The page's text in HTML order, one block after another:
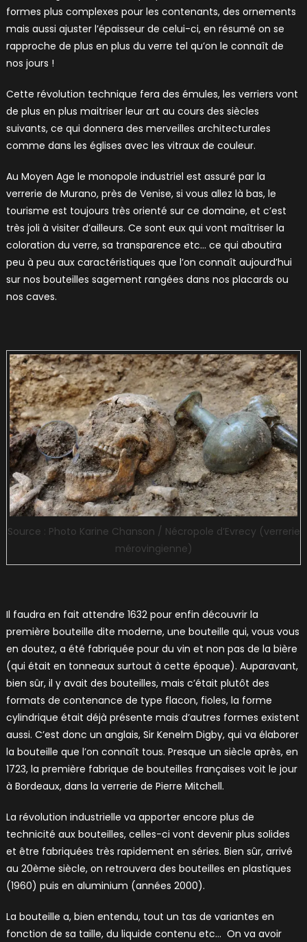
formes plus complexes pour les contenants, des ornements
mais aussi ajuster l’épaisseur de celui-ci, en résumé on se
rapproche de plus en plus du verre tel qu’on le connaît de
nos jours !
Cette révolution technique fera des émules, les verriers vont
de plus en plus maitriser leur art au cours des siècles
suivants, ce qui donnera des merveilles architecturales
comme dans les églises avec les vitraux de couleur.
Au Moyen Age le monopole industriel est assuré par la
verrerie de Murano, près de Venise, si vous allez là bas, le
tourisme est toujours très orienté sur ce domaine, et c’est
très joli à visiter d’ailleurs. Ce sont eux qui vont maîtriser la
coloration du verre, sa transparence etc… ce qui aboutira
peu à peu aux caractéristiques que l’on connaît aujourd’hui
sur nos bouteilles sagement rangées dans nos placards ou
nos caves.
Source : Photo Karine Chanson / Nécropole d’Evrecy (verrerie
mérovingienne)
Il faudra en fait attendre 1632 pour enfin découvrir la
première bouteille dite moderne, une bouteille qui, vous vous
en doutez, a été fabriquée pour du vin et non pas de la bière
(qui était en tonneaux surtout à cette époque). Auparavant,
bien sûr, il y avait des bouteilles, mais c’était plutôt des
formats de contenance de type flacon, fioles, la forme
cylindrique était déjà présente mais d’autres formes existent
aussi. C’est donc un anglais, Sir Kenelm Digby, qui va élaborer
la bouteille que l’on connaît tous. Presque un siècle après, en
1723, la première fabrique de bouteilles françaises voit le jour
à Bordeaux, dans la verrerie de Pierre Mitchell.
La révolution industrielle va apporter encore plus de
technicité aux bouteilles, celles-ci vont devenir plus solides
et être fabriquées très rapidement en séries. Bien sûr, arrivé
au 20ème siècle, on retrouvera des bouteilles en plastiques
(1960) puis en aluminium (années 2000).
La bouteille a, bien entendu, tout un tas de variantes en
fonction de sa taille, du liquide contenu etc… On va avoir